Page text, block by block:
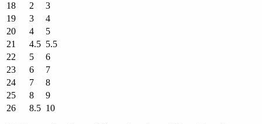
18
2
3
19
3
4
20
4
5
21
4.5 5.5
22
5
6
23
6
7
24
7
8
25
8
9
26
8.5 10